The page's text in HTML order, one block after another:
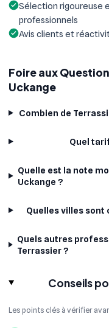
Sélection rigoureuse
professionnels
Avis clients et
Foire aux
Uckange
Combien de
Quel
Quelle est la note
Uckange ?
Quelles villes sont
Quels autres
Terrassier ?
Conseils
Les points clés à vérifier